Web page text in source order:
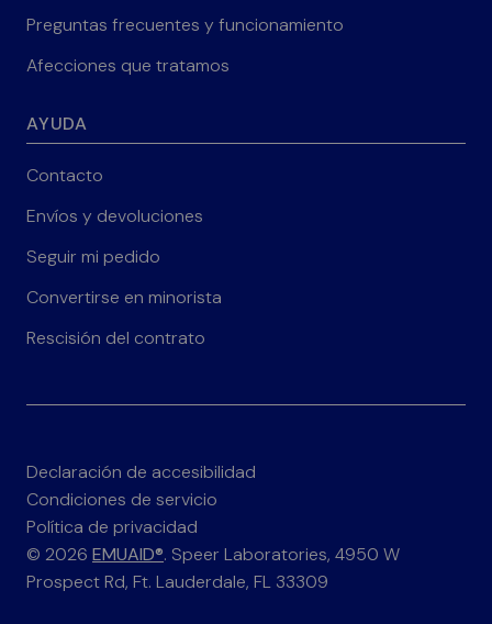
Preguntas frecuentes y funcionamiento
Afecciones que tratamos
AYUDA
Contacto
Envíos y devoluciones
Seguir mi pedido
Convertirse en minorista
Rescisión del contrato
Declaración de accesibilidad
Condiciones de servicio
Política de privacidad
© 2026 EMUAID®. Speer Laboratories, 4950 W
Prospect Rd, Ft. Lauderdale, FL 33309